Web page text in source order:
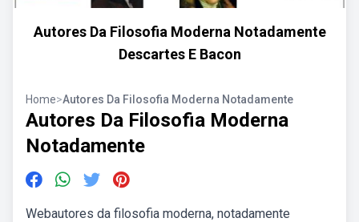
Autores Da Filosofia Moderna Notadamente
Descartes E Bacon
Home>Autores Da Filosofia Moderna Notadamente
Autores Da Filosofia Moderna
Notadamente
Webautores da filosofia moderna, notadamente